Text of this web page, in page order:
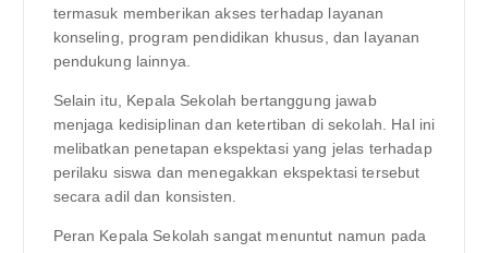
termasuk memberikan akses terhadap layanan
konseling, program pendidikan khusus, dan layanan
pendukung lainnya.
Selain itu, Kepala Sekolah bertanggung jawab
menjaga kedisiplinan dan ketertiban di sekolah. Hal ini
melibatkan penetapan ekspektasi yang jelas terhadap
perilaku siswa dan menegakkan ekspektasi tersebut
secara adil dan konsisten.
Peran Kepala Sekolah sangat menuntut namun pada